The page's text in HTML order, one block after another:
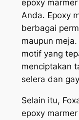
epoxy
Anda. Epoxy
berbagai
maupun
motif yang
menciptakan
selera dan
Selain itu,
epoxy